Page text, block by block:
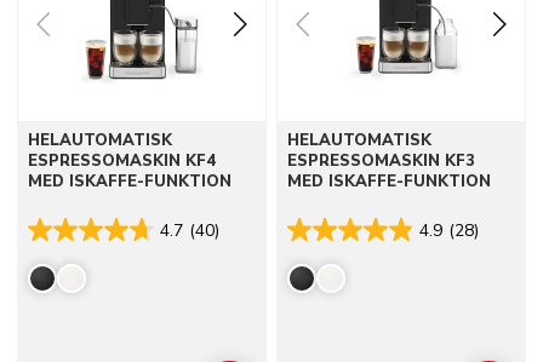
HELAUTOMATISK
ESPRESSOMASKIN KF4
MED ISKAFFE-FUNKTION
4.7 (40)
HELAUTOMATISK
ESPRESSOMASKIN KF3
MED ISKAFFE-FUNKTION
4.9 (28)